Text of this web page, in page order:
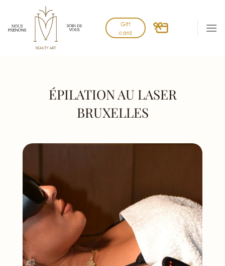
content
Gift
card
ÉPILATION AU LASER
BRUXELLES